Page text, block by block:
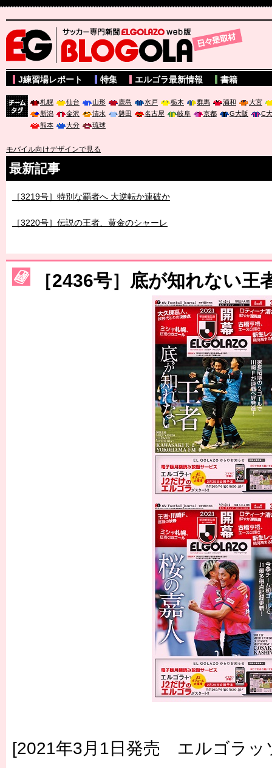
サッカー専門新聞ELGOLAZO web版 BLOGOLA
J練習場レポート 特集 エルゴラ最新情報 書籍
札幌 仙台 山形 鹿島 水戸 栃木 群馬 浦和
大宮
新潟
金沢 清水 磐田 名古屋 岐阜 京都 G大阪
C
熊本
大分 琉球
モバイル向けデザインで見る
最新記事
［3219号］特別な覇者へ 大逆転か連破か
［3230号］世界一への夢は終わらない
［3222号］史上最大のW杯開幕 注目は「個」
［2436号］底が知れない王
[2021年3月1日発売 エルゴラッ